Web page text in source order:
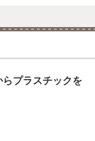
らプラスチックを